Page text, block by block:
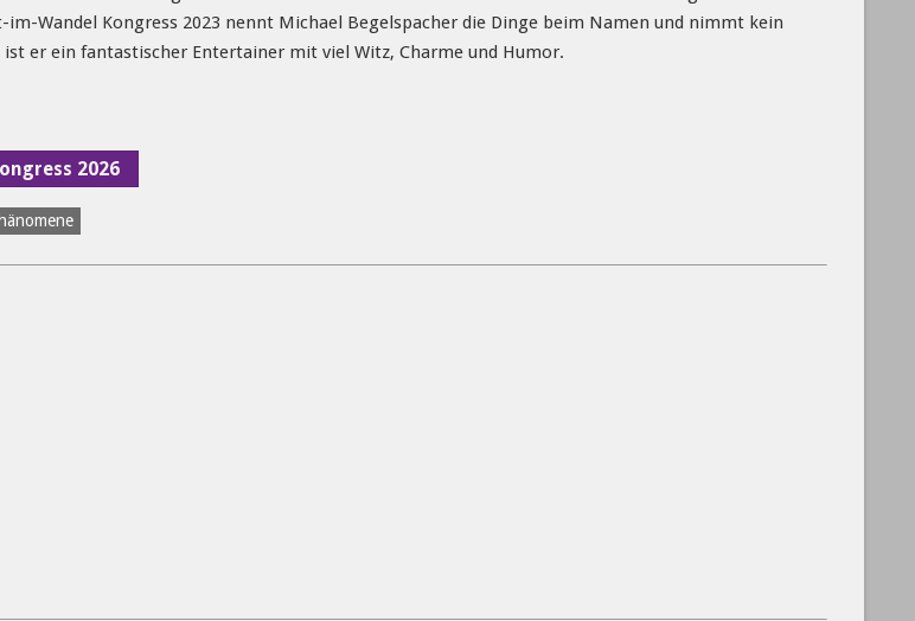
Wandel Kongress 2023 nennt Michael Begelspacher die Dinge beim Namen und nimmt kein
er ein fantastischer Entertainer mit viel Witz, Charme und Humor.
2026